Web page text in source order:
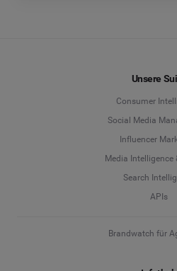
Unsere
Consumer
Social Media
Influencer
Media Intelligence
Search
APIs
Brandwatch für